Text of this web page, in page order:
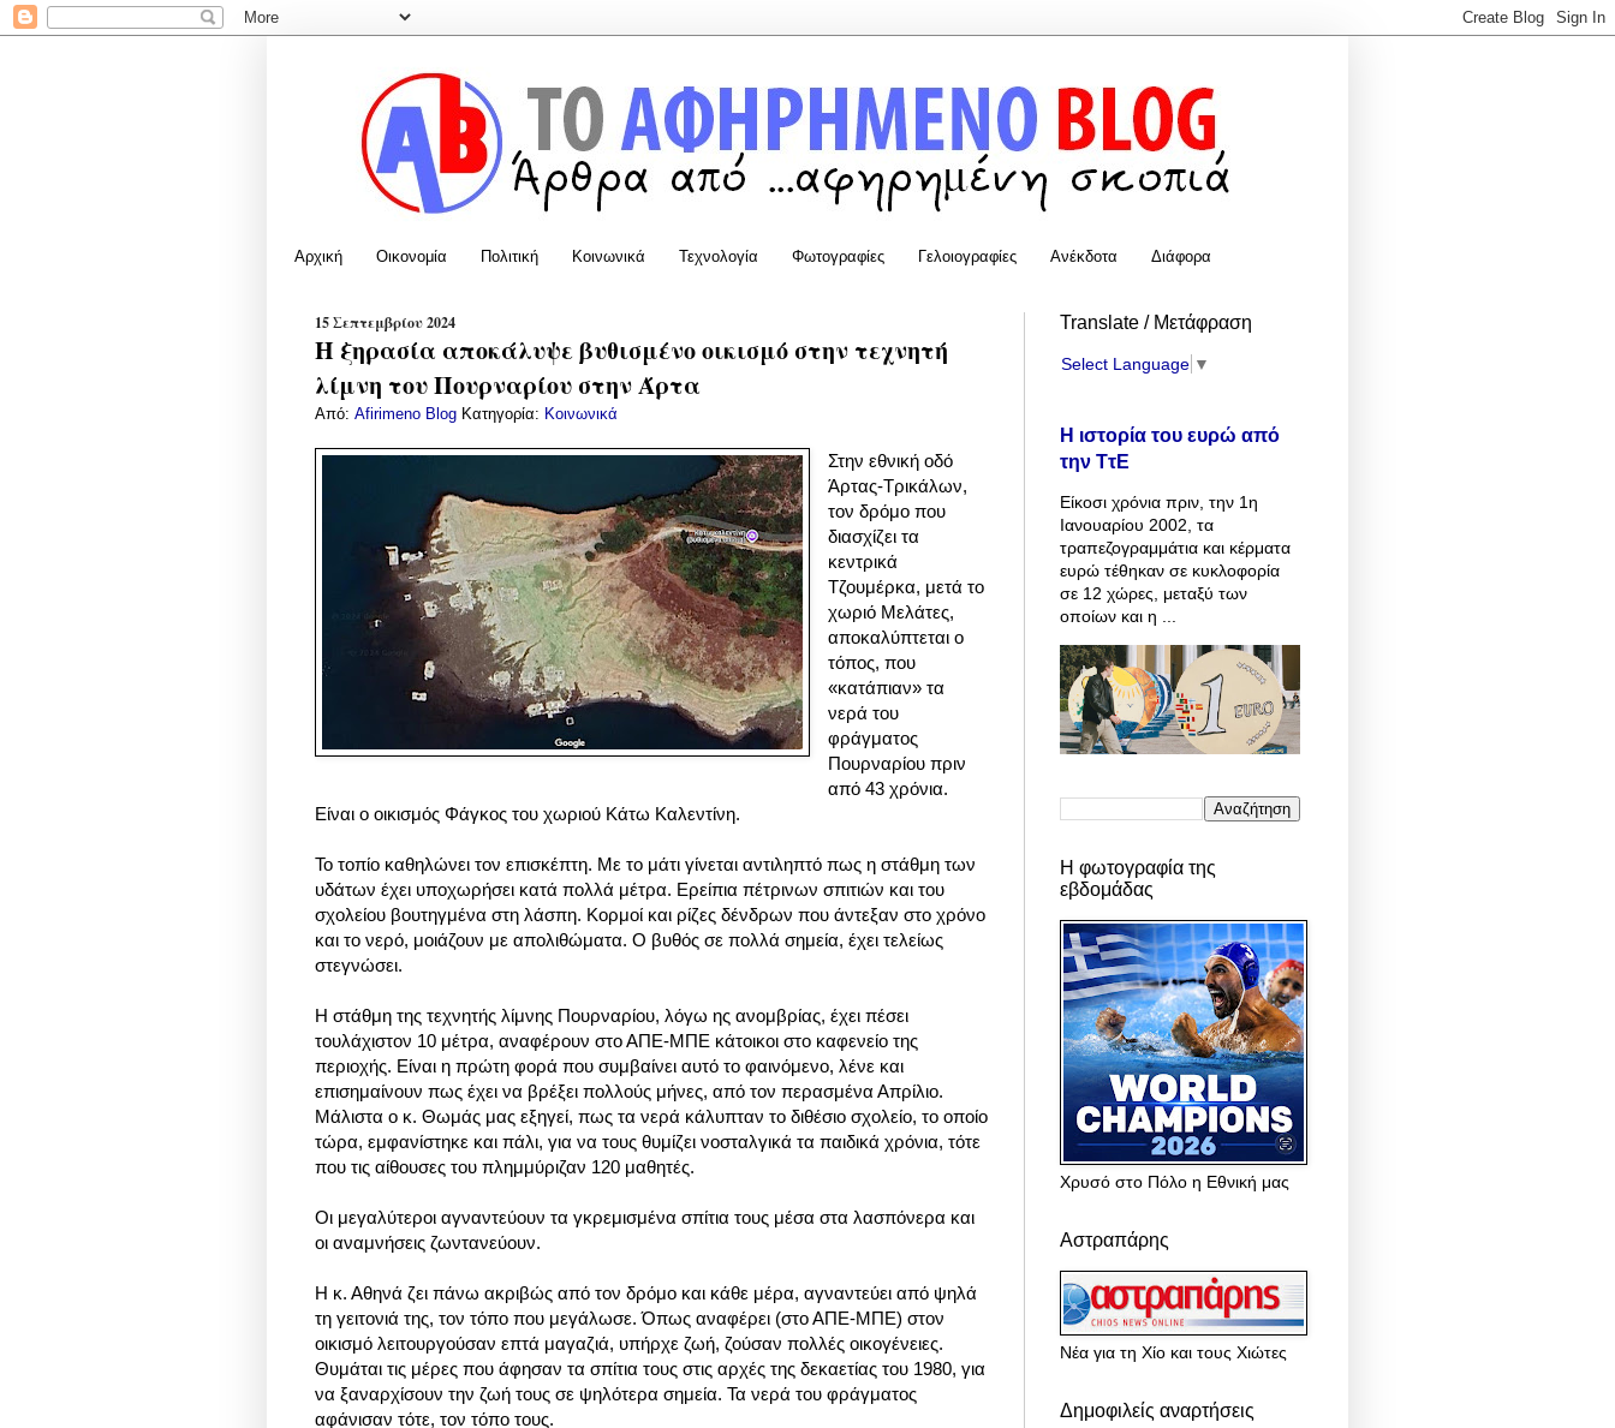
Αρχική Οικονομία Πολιτική Κοινωνικά Τεχνολογία Φωτογραφίες Γελοιογραφίες Ανέκδοτα Διάφορα
15 Σεπτεμβρίου 2024
Η ξηρασία αποκάλυψε βυθισμένο οικισμό στην τεχνητή
λίμνη του Πουρναρίου στην Άρτα
Από: Afirimeno Blog Κατηγορία: Κοινωνικά
Στην εθνική οδό
Άρτας-Τρικάλων,
τον δρόμο που
διασχίζει τα
κεντρικά
Τζουμέρκα, μετά το
χωριό Μελάτες,
αποκαλύπτεται ο
τόπος, που
«κατάπιαν» τα
νερά του
φράγματος
Πουρναρίου πριν
από 43 χρόνια.
Είναι ο οικισμός Φάγκος του χωριού Κάτω Καλεντίνη.
Το τοπίο καθηλώνει τον επισκέπτη. Με το μάτι γίνεται αντιληπτό πως η στάθμη των
υδάτων έχει υποχωρήσει κατά πολλά μέτρα. Ερείπια πέτρινων σπιτιών και του
σχολείου βουτηγμένα στη λάσπη. Κορμοί και ρίζες δένδρων που άντεξαν στο χρόνο
και το νερό, μοιάζουν με απολιθώματα. Ο βυθός σε πολλά σημεία, έχει τελείως
στεγνώσει.
Η στάθμη της τεχνητής λίμνης Πουρναρίου, λόγω ης ανομβρίας, έχει πέσει
τουλάχιστον 10 μέτρα, αναφέρουν στο ΑΠΕ-ΜΠΕ κάτοικοι στο καφενείο της
περιοχής. Είναι η πρώτη φορά που συμβαίνει αυτό το φαινόμενο, λένε και
επισημαίνουν πως έχει να βρέξει πολλούς μήνες, από τον περασμένα Απρίλιο.
Μάλιστα ο κ. Θωμάς μας εξηγεί, πως τα νερά κάλυπταν το διθέσιο σχολείο, το οποίο
τώρα, εμφανίστηκε και πάλι, για να τους θυμίζει νοσταλγικά τα παιδικά χρόνια, τότε
που τις αίθουσες του πλημμύριζαν 120 μαθητές.
Οι μεγαλύτεροι αγναντεύουν τα γκρεμισμένα σπίτια τους μέσα στα λασπόνερα και
οι αναμνήσεις ζωντανεύουν.
Η κ. Αθηνά ζει πάνω ακριβώς από τον δρόμο και κάθε μέρα, αγναντεύει από ψηλά
τη γειτονιά της, τον τόπο που μεγάλωσε. Όπως αναφέρει (στο ΑΠΕ-ΜΠΕ) στον
οικισμό λειτουργούσαν επτά μαγαζιά, υπήρχε ζωή, ζούσαν πολλές οικογένειες.
Θυμάται τις μέρες που άφησαν τα σπίτια τους στις αρχές της δεκαετίας του 1980, για
να ξαναρχίσουν την ζωή τους σε ψηλότερα σημεία. Τα νερά του φράγματος
αφάνισαν τότε, τον τόπο τους.
Translate / Μετάφραση
Select Language ▼
Η ιστορία του ευρώ από
την ΤτΕ
Είκοσι χρόνια πριν, την 1η
Ιανουαρίου 2002, τα
τραπεζογραμμάτια και κέρματα
ευρώ τέθηκαν σε κυκλοφορία
σε 12 χώρες, μεταξύ των
οποίων και η ...
Η φωτογραφία της
εβδομάδας
Χρυσό στο Πόλο η Εθνική μας
Αστραπάρης
Νέα για τη Χίο και τους Χιώτες
Δημοφιλείς αναρτήσεις